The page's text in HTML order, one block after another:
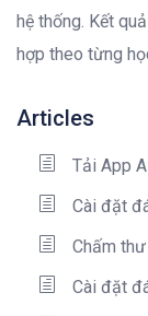
hệ thống. Kết
hợp theo từng
Articles
Tải App
Cài đặt
Chấm
Cài đặt